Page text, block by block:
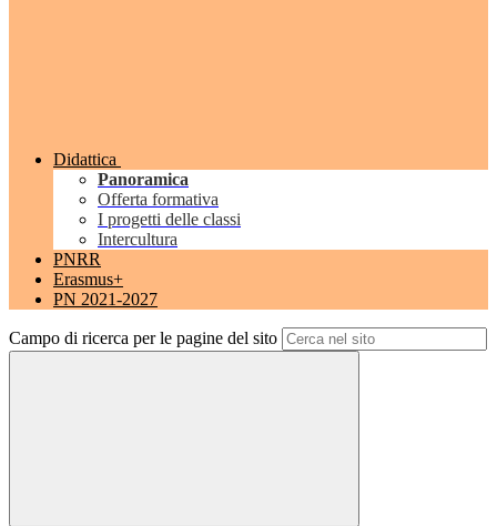
Didattica
Panoramica
Offerta formativa
I progetti delle classi
Intercultura
PNRR
Erasmus+
PN 2021-2027
Campo di ricerca per le pagine del sito